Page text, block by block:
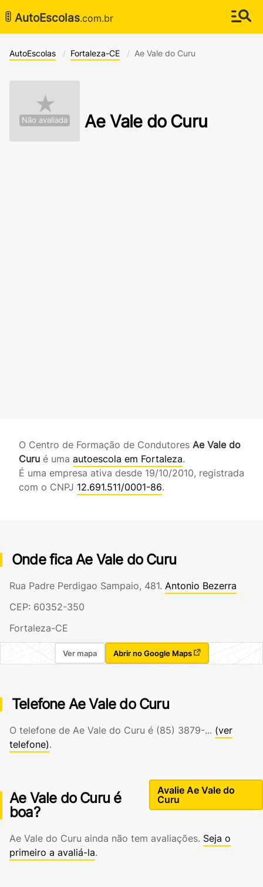
🚦 AutoEscolas.com.br
AutoEscolas Fortaleza-CE Ae Vale do Curu
★
Não avaliada Ae Vale do Curu
O Centro de Formação de Condutores Ae Vale do
Curu é uma autoescola em Fortaleza.
É uma empresa ativa desde 19/10/2010, registrada
com o CNPJ 12.691.511/0001-86.
Onde fica Ae Vale do Curu
Rua Padre Perdigao Sampaio, 481. Antonio Bezerra
CEP: 60352-350
Fortaleza-CE
Ver mapa Abrir no Google Maps
Telefone Ae Vale do Curu
O telefone de Ae Vale do Curu é (85) 3879-... (ver
telefone).
Ae Vale do Curu é
boa?
Avalie Ae Vale do
Curu
Ae Vale do Curu ainda não tem avaliações. Seja o
primeiro a avaliá-la.